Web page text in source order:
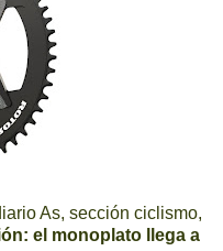
As, sección ciclismo,
el monoplato llega a